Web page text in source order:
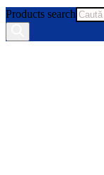
Products search